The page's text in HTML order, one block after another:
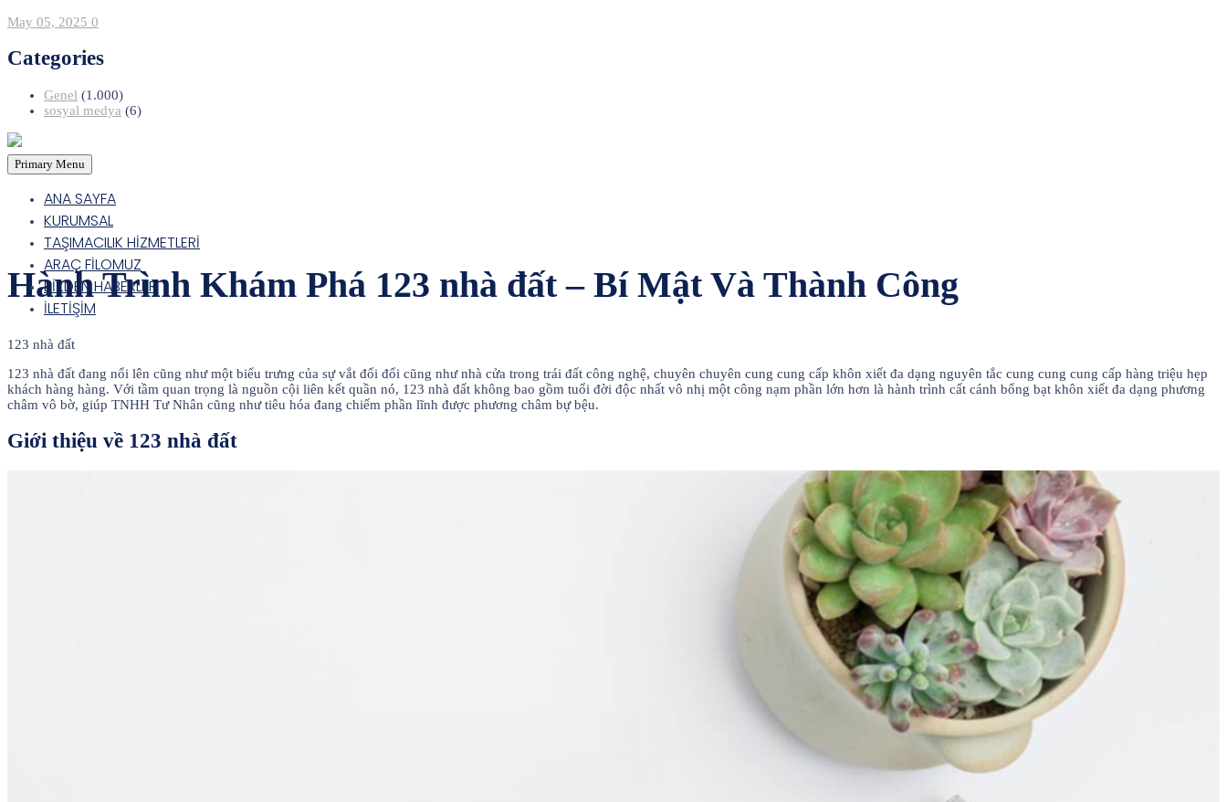
May 05, 2025 0
Categories
Genel (1.000)
sosyal medya (6)
Primary Menu
ANA SAYFA
KURUMSAL
TAŞIMACILIK HİZMETLERİ
ARAÇ FİLOMUZ
BİZDEN HABERLER
İLETİŞİM
Hành Trình Khám Phá 123 nhà đất – Bí Mật Và Thành Công
123 nhà đất
123 nhà đất đang nổi lên cũng như một biểu trưng của sự vắt đổi đổi cũng như nhà cửa trong trái đất công nghệ, chuyên chuyên cung cung cấp khôn xiết đa dạng nguyên tắc cung cung cung cấp hàng triệu hẹp
khách hàng hàng. Với tầm quan trọng là nguồn cội liên kết quần nó, 123 nhà đất không bao gồm tuổi đời độc nhất vô nhị một công nạm phần lớn hơn là hành trình cất cánh bổng bạt khôn xiết đa dạng phương
châm vô bờ, giúp TNHH Tư Nhân cũng như tiêu hóa đang chiếm phần lĩnh được phương châm bự bệu.
Giới thiệu về 123 nhà đất